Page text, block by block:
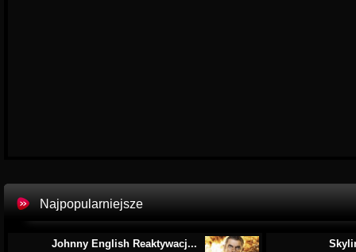
Najpopularniejsze
Johnny English Reaktywacj...